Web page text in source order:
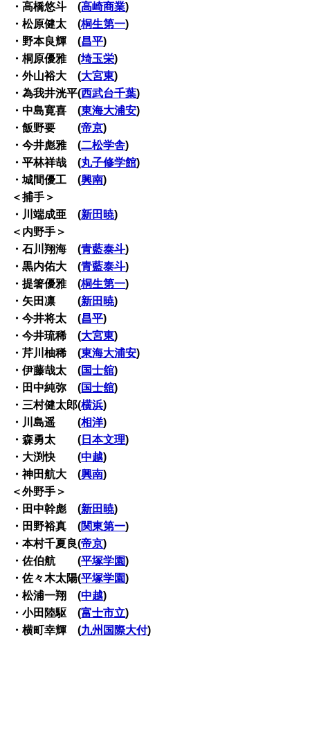
・高橋悠斗 (高崎商業)
・松原健太 (桐生第一)
・野本良輝 (昌平)
・桐原優雅 (埼玉栄)
・外山裕大 (大宮東)
・為我井洸平(西武台千葉)
・中島寛喜 (東海大浦安)
・飯野要 (帝京)
・今井彪雅 (二松学舎)
・平林祥哉 (丸子修学館)
・城間優工 (興南)
＜捕手＞
・川端成亜 (新田暁)
＜内野手＞
・石川翔海 (青藍泰斗)
・黒内佑大 (青藍泰斗)
・提箸優雅 (桐生第一)
・矢田凛 (新田暁)
・今井将太 (昌平)
・今井琉稀 (大宮東)
・芹川柚稀 (東海大浦安)
・伊藤哉太 (国士舘)
・田中純弥 (国士舘)
・三村健太郎(横浜)
・川島遥 (相洋)
・森勇太 ( 日本文理)
・大渕快 (中越)
・神田航大 (興南)
＜外野手＞
・田中幹彪 (新田暁)
・田野裕真 (関東第一)
・本村千夏良(帝京)
・佐伯航 (平塚学園)
・佐々木太陽(平塚学園)
・松浦一翔 (中越)
・小田陸駆 (富士市立)
・横町幸輝 (九州国際大付)